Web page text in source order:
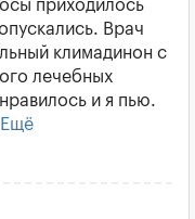
приходилось
Врач
климадинон с
лечебных
и я пью.
Ещё